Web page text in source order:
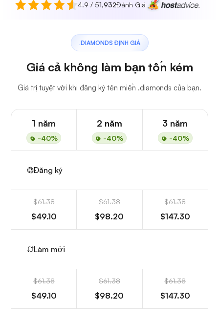
4.9 / 51,932Đánh Giá
.DIAMONDS ĐỊNH GIÁ
Giá cả không làm bạn tốn kém
Giá trị tuyệt vời khi đăng ký tên miền .diamonds của bạn.
1 năm
-40%
2 năm
-40%
3 năm
-40%
Đăng ký
$61.38
$49.10
$61.38
$98.20
$61.38
$147.30
Làm mới
$61.38
$49.10
$61.38
$98.20
$61.38
$147.30